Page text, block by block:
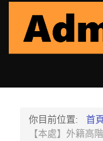
你目前位置: 首
【本處】外籍高